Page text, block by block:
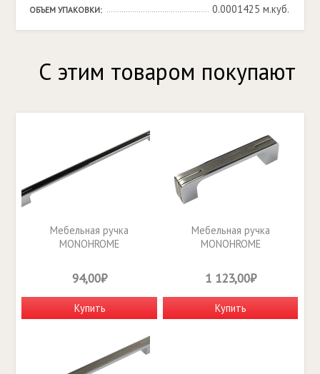
ОБЪЕМ УПАКОВКИ: 0.0001425 м.куб.
С этим товаром покупают
Мебельная ручка
MONOHROME
94,00₽
Купить
Мебельная ручка
MONOHROME
1 123,00₽
Купить